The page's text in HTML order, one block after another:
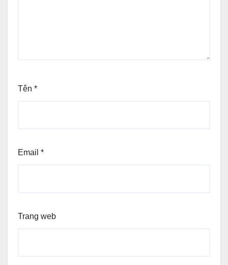
Tên *
Email *
Trang web